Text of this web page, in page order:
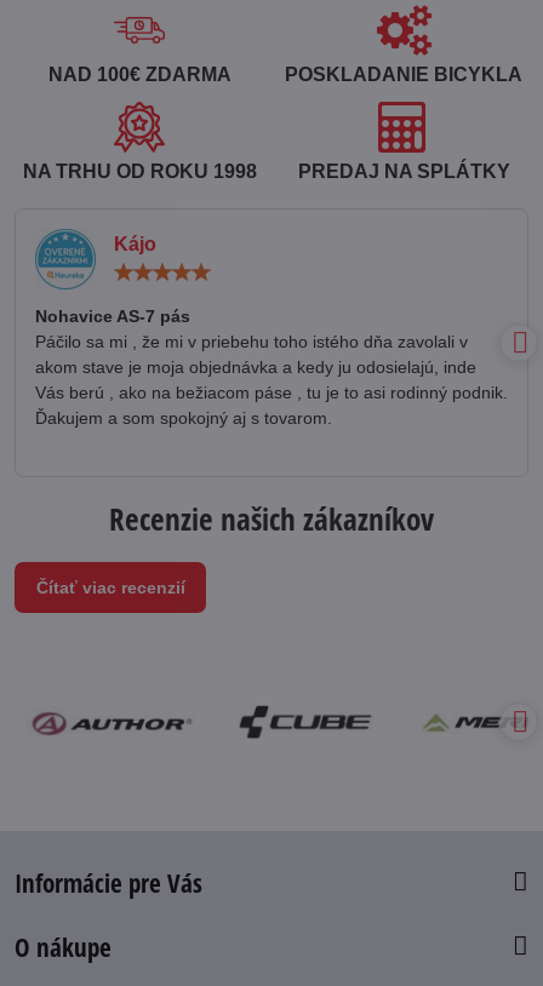
NAD 100€ ZDARMA POSKLADANIE BICYKLA
NA TRHU OD ROKU 1998 PREDAJ NA SPLÁTKY
Kájo
Nohavice AS-7 pás
Páčilo sa mi , že mi v priebehu toho istého dňa zavolali v
akom stave je moja objednávka a kedy ju odosielajú, inde
Vás berú , ako na bežiacom páse , tu je to asi rodinný podnik.
Ďakujem a som spokojný aj s tovarom.
Recenzie našich zákazníkov
Čítať viac recenzií
Informácie pre Vás
O nákupe